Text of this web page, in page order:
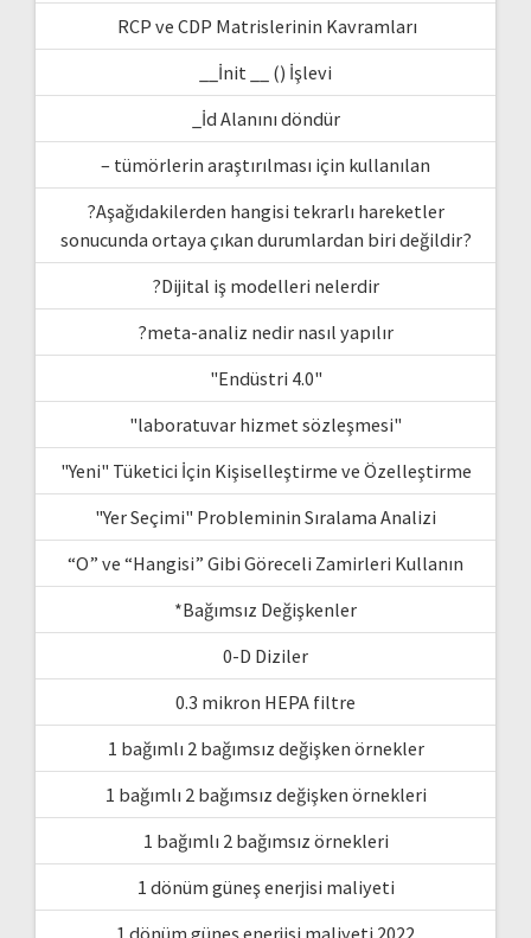
RCP ve CDP Matrislerinin Kavramları
__İnit __ () İşlevi
_İd Alanını döndür
– tümörlerin araştırılması için kullanılan
?Aşağıdakilerden hangisi tekrarlı hareketler
sonucunda ortaya çıkan durumlardan biri değildir?
?Dijital iş modelleri nelerdir
?meta-analiz nedir nasıl yapılır
"Endüstri 4.0"
"laboratuvar hizmet sözleşmesi"
"Yeni" Tüketici İçin Kişiselleştirme ve Özelleştirme
"Yer Seçimi" Probleminin Sıralama Analizi
“O” ve “Hangisi” Gibi Göreceli Zamirleri Kullanın
*Bağımsız Değişkenler
0-D Diziler
0.3 mikron HEPA filtre
1 bağımlı 2 bağımsız değişken örnekler
1 bağımlı 2 bağımsız değişken örnekleri
1 bağımlı 2 bağımsız örnekleri
1 dönüm güneş enerjisi maliyeti
1 dönüm güneş enerjisi maliyeti 2022